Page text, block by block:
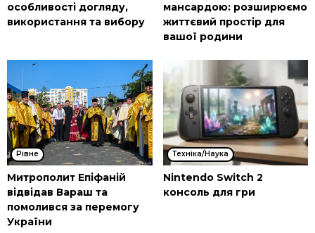
особливості догляду,
використання та вибору
мансардою: розширюємо
життєвий простір для
вашої родини
Рівне
Митрополит Епіфаній
відвідав Вараш та
помолився за перемогу
України
Техніка/Наука
Nintendo Switch 2
консоль для гри